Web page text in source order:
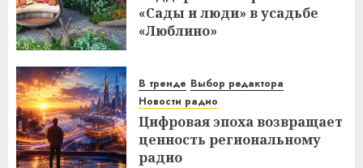
«Сады и люди» в усадьбе
«Люблино»
В тренде Выбор редактора
Новости радио
Цифровая эпоха возвращает
ценность региональному
радио